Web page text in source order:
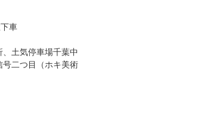
車
土気停車場千葉中
二つ目（ホキ美術